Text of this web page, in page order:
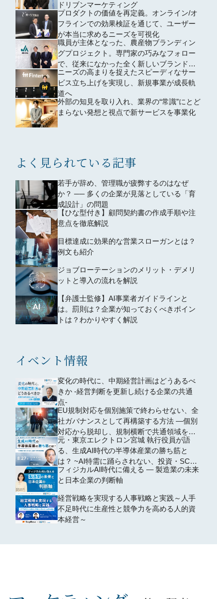
ドリブンマーケティング
プロダクトの価値を再定義。オンライン/オ
フラインでの効果検証を通じて、ユーザー
が本当に求めるニーズを可視化
職員が主体となった、農産物ブランディン
グプロジェクト。専門家の巧みなフォロー
で、従来になかった全く新しいブランドを
確立
ニーズの高まりを捉えたスピーディなサー
ビス立ち上げを実現し、新規事業が成長軌
道へ
外部の知見を取り入れ、業界の“常識”にとど
まらない発想と視点で新サービスを事業化
よく見られている記事
若手が辞め、管理職が疲弊するのはなぜ
か？ ── 多くの企業が見落としている「育
成設計」の問題
【ひな型付き】顧問契約書の作成手順や注
意点を徹底解説
目標達成に効果的な営業スローガンとは？
例文も紹介
ジョブローテーションのメリット・デメリ
ットと導入の流れを解説
【弁護士監修】AI事業者ガイドラインと
は。罰則は？企業が知っておくべきポイン
トは？わかりやすく解説
イベント情報
変化の時代に、中期経営計画はどうあるべ
きか -経営判断を更新し続ける企業の共通
点-
EU規制対応を個別施策で終わらせない、全
社ガバナンスとして再構築する方法 ―個別
対応から脱却し、規制横断で共通領域を再
編するための全社設計―
元・東京エレクトロン宮城 執行役員が語
る、生成AI時代の半導体産業の勝ち筋と
は？ ~AI特需に踊らされない、投資・SCM
の判断軸~
フィジカルAI時代に備える ― 製造業の未来
と日本企業の判断軸
経営戦略を実現する人事戦略と実践～人手
不足時代に生産性と競争力を高める人的資
本経営～